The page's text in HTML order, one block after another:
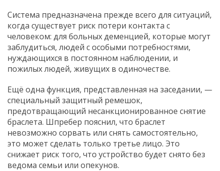
Система предназначена прежде всего для ситуаций,
когда существует риск потери контакта с
человеком: для больных деменцией, которые могут
заблудиться, людей с особыми потребностями,
нуждающихся в постоянном наблюдении, и
пожилых людей, живущих в одиночестве.
Ещё одна функция, представленная на заседании, —
специальный защитный ремешок,
предотвращающий несанкционированное снятие
браслета. Шпребер пояснил, что браслет
невозможно сорвать или снять самостоятельно,
это может сделать только третье лицо. Это
снижает риск того, что устройство будет снято без
ведома семьи или опекунов.